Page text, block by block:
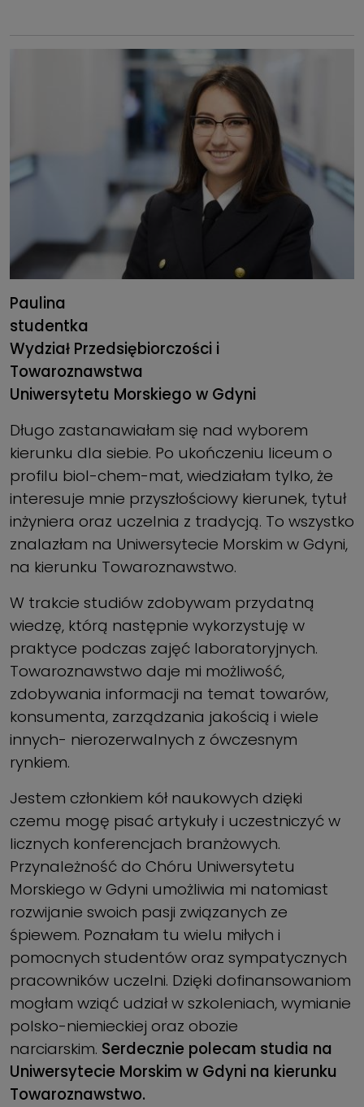
Paulina
studentka
Wydział Przedsiębiorczości i
Towaroznawstwa
Uniwersytetu Morskiego w Gdyni
Długo zastanawiałam się nad wyborem
kierunku dla siebie. Po ukończeniu liceum o
profilu biol-chem-mat, wiedziałam tylko, że
interesuje mnie przyszłościowy kierunek, tytuł
inżyniera oraz uczelnia z tradycją. To wszystko
znalazłam na Uniwersytecie Morskim w Gdyni,
na kierunku Towaroznawstwo.
W trakcie studiów zdobywam przydatną
wiedzę, którą następnie wykorzystuję w
praktyce podczas zajęć laboratoryjnych.
Towaroznawstwo daje mi możliwość,
zdobywania informacji na temat towarów,
konsumenta, zarządzania jakością i wiele
innych- nierozerwalnych z ówczesnym
rynkiem.
Jestem członkiem kół naukowych dzięki
czemu mogę pisać artykuły i uczestniczyć w
licznych konferencjach branżowych.
Przynależność do Chóru Uniwersytetu
Morskiego w Gdyni umożliwia mi natomiast
rozwijanie swoich pasji związanych ze
śpiewem. Poznałam tu wielu miłych i
pomocnych studentów oraz sympatycznych
pracowników uczelni. Dzięki dofinansowaniom
mogłam wziąć udział w szkoleniach, wymianie
polsko-niemieckiej oraz obozie
narciarskim. Serdecznie polecam studia na
Uniwersytecie Morskim w Gdyni na kierunku
Towaroznawstwo.